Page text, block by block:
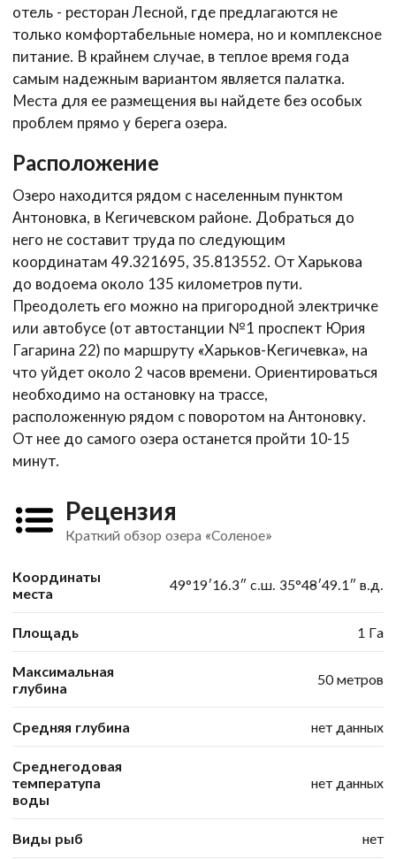
отель - ресторан Лесной, где предлагаются не
только комфортабельные номера, но и комплексное
питание. В крайнем случае, в теплое время года
самым надежным вариантом является палатка.
Места для ее размещения вы найдете без особых
проблем прямо у берега озера.
Расположение
Озеро находится рядом с населенным пунктом
Антоновка, в Кегичевском районе. Добраться до
него не составит труда по следующим
координатам 49.321695, 35.813552. От Харькова
до водоема около 135 километров пути.
Преодолеть его можно на пригородной электричке
или автобусе (от автостанции №1 проспект Юрия
Гагарина 22) по маршруту «Харьков-Кегичевка», на
что уйдет около 2 часов времени. Ориентироваться
необходимо на остановку на трассе,
расположенную рядом с поворотом на Антоновку.
От нее до самого озера останется пройти 10-15
минут.
Рецензия
Краткий обзор озера «Соленое»
Координаты
места
49°19′16.3″ с.ш. 35°48′49.1″ в.д.
Площадь 1 Га
Максимальная
глубина
50 метров
Средняя глубина нет данных
Среднегодовая
температупа
воды
нет данных
Виды рыб нет